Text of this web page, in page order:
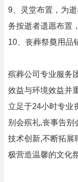
9、灵堂布置，为
务按逝者遗愿布置
10、丧葬祭奠用品
殡葬公司专业服务
效益与环境效益并
立足于24小时专业
别会殡礼,丧事告别
技术创新,不断拓展
极营造温馨的文化